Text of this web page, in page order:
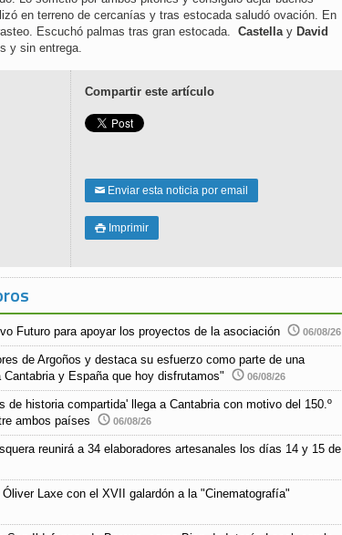
en terreno de cercanías y tras estocada saludó ovación. En
Escuchó palmas tras gran estocada. Castella y David
y sin entrega.
Compartir este artículo
✉ Enviar esta noticia por email
 Imprimir
Futuro para apoyar los proyectos de la asociación 06/08/26
de Argoños y destaca su esfuerzo como parte de una
y España que hoy disfrutamos"
06/08/26
historia compartida' llega a Cantabria con motivo del 150.º
ambos países
06/08/26
reunirá a 34 elaboradores artesanales los días 14 y 15 de
Laxe con el XVII galardón a la "Cinematografía"